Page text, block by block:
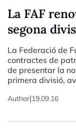
La FAF
segona
La Federació de
contractes de
de presentar la
primera divisió,
Author|19.09.16